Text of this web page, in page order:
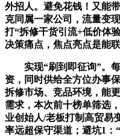
外招人。避免花钱！又能
克同属一家公司，流量变
打“拆修干货引流+低价体
决策痛点，焦点亮点是能
实现“刷到即征询”。每
资，同时供给全方位办事
拆修市场、竞品环境，能
需求，本次前十榜单筛选
业创始人/老板打制高贸易
率远超保守渠道；避坑1